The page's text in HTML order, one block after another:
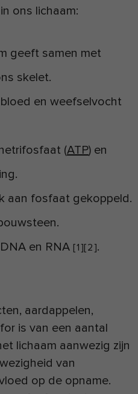
ons lichaam:
geeft samen met
skelet.
en weefselvocht
(ATP) en
aan fosfaat gekoppeld.
en RNA [1][2].
aardappelen,
is van een aantal
lichaam aanwezig zijn
van
op de opname.